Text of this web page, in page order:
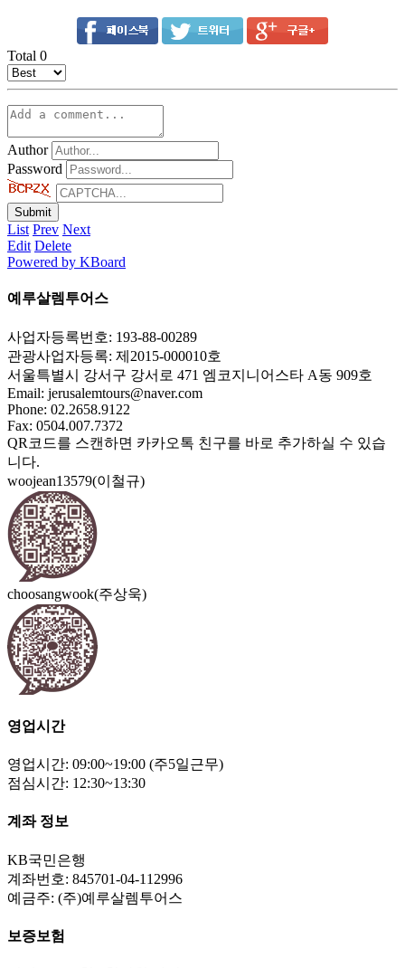
Total 0
Author
Password
List Prev Next
Edit Delete
Powered by KBoard
예루살렘투어스
사업자등록번호: 193-88-00289
관광사업자등록: 제2015-000010호
서울특별시 강서구 강서로 471 엠코지니어스타 A동 909호
Email: jerusalemtours@naver.com
Phone: 02.2658.9122
Fax: 0504.007.7372
QR코드를 스캔하면 카카오톡 친구를 바로 추가하실 수 있습
니다.
woojean13579(이철규)
choosangwook(주상욱)
영업시간
영업시간: 09:00~19:00 (주5일근무)
점심시간: 12:30~13:30
계좌 정보
KB국민은행
계좌번호: 845701-04-112996
예금주: (주)예루살렘투어스
보증보험